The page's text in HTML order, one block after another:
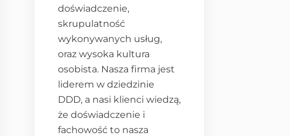
doświadczenie,
skrupulatność
wykonywanych usług,
oraz wysoka kultura
osobista. Nasza firma jest
liderem w dziedzinie
DDD, a nasi klienci wiedzą,
że doświadczenie i
fachowość to nasza